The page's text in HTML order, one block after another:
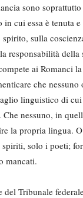
sono soprattutto
cui essa è tenuta
sulla
responsabilità della
ai Romanci
che nessuno
linguistico di cui
Che nessuno, in
la propria lingua.
solo i poeti;
mancati.
del Tribunale